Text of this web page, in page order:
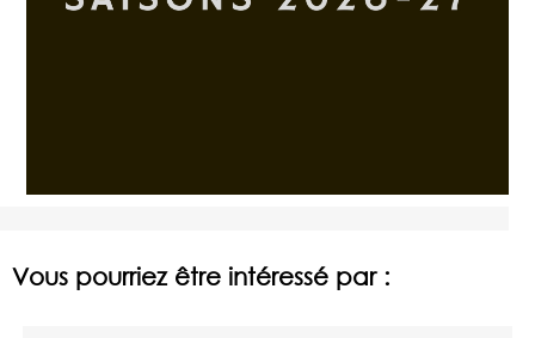
Vous pourriez être intéressé par :